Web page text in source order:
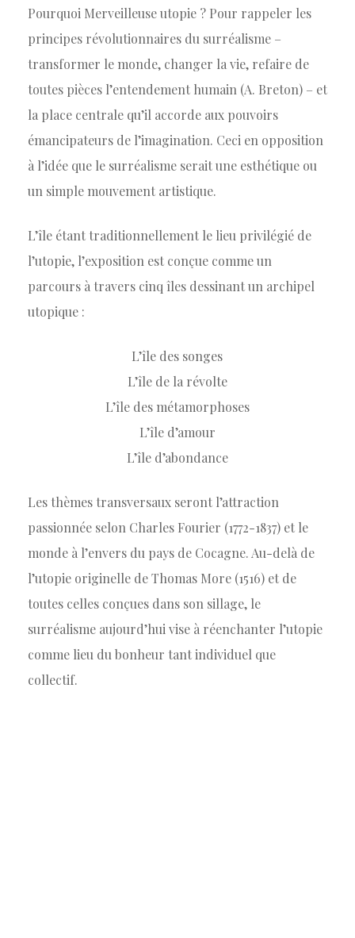
Pourquoi Merveilleuse utopie ? Pour rappeler les
principes révolutionnaires du surréalisme –
transformer le monde, changer la vie, refaire de
toutes pièces l’entendement humain (A. Breton) – et
la place centrale qu’il accorde aux pouvoirs
émancipateurs de l’imagination. Ceci en opposition
à l’idée que le surréalisme serait une esthétique ou
un simple mouvement artistique.
L’île étant traditionnellement le lieu privilégié de
l’utopie, l’exposition est conçue comme un
parcours à travers cinq îles dessinant un archipel
utopique :
L’île des songes
L’île de la révolte
L’île des métamorphoses
L’île d’amour
L’île d’abondance
Les thèmes transversaux seront l’attraction
passionnée selon Charles Fourier (1772-1837) et le
monde à l’envers du pays de Cocagne. Au-delà de
l’utopie originelle de Thomas More (1516) et de
toutes celles conçues dans son sillage, le
surréalisme aujourd’hui vise à réenchanter l’utopie
comme lieu du bonheur tant individuel que
collectif.